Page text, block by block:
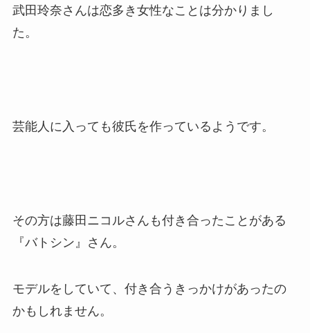
武田玲奈さんは恋多き女性なことは分かりまし
た。
芸能人に入っても彼氏を作っているようです。
その方は藤田ニコルさんも付き合ったことがある
『バトシン』さん。
モデルをしていて、付き合うきっかけがあったの
かもしれません。